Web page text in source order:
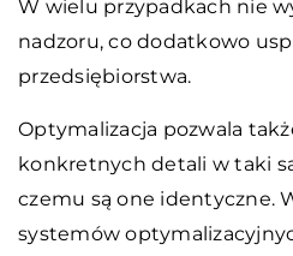
W wielu przypadkach nie
nadzoru, co dodatkowo
przedsiębiorstwa.
Optymalizacja pozwala
konkretnych detali w taki
czemu są one identyczne.
systemów